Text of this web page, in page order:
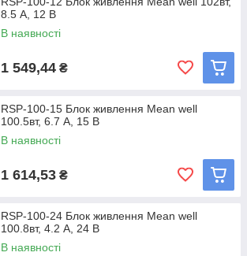
8.5 А, 12 В
В наявності
1 549,44 ₴
RSP-100-15 Блок живлення Mean well
100.5вт, 6.7 А, 15 В
В наявності
1 614,53 ₴
RSP-100-24 Блок живлення Mean well
100.8вт, 4.2 А, 24 В
В наявності